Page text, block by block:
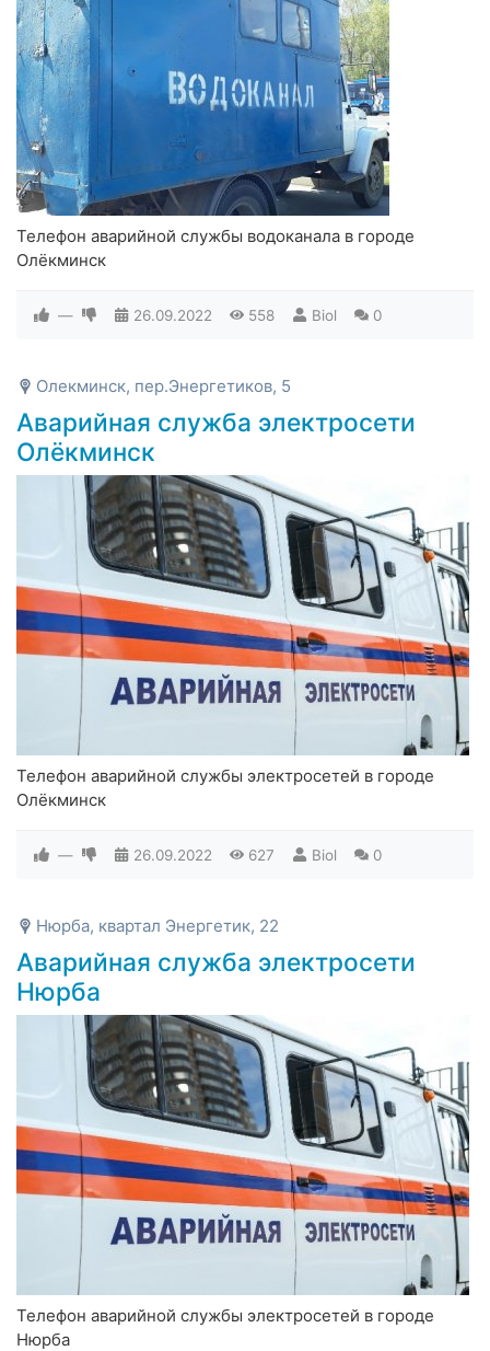
Телефон аварийной службы водоканала в городе
Олёкминск
— 26.09.2022 558 Biol 0
Олекминск, пер.Энергетиков, 5
Аварийная служба электросети
Олёкминск
Телефон аварийной службы электросетей в городе
Олёкминск
— 26.09.2022 627 Biol 0
Нюрба, квартал Энергетик, 22
Аварийная служба электросети
Нюрба
Телефон аварийной службы электросетей в городе
Нюрба